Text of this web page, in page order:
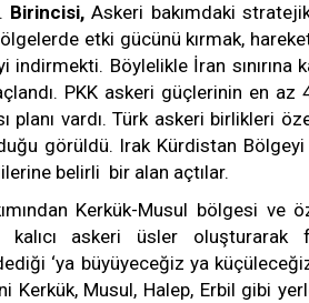
Birincisi,Askeri bakımdaki
etki gücünü kırmak,
indirmekti. Böylelikle İran
PKK askeri güçlerinin en az
planı vardı. Türk askeri birlikleri
görüldü. Irak Kürdistan
belirli bir alan açtılar.
Kerkük-Musul bölgesi ve
kalıcı askeri üsler oluşturarak
‘ya büyüyeceğiz ya
Kerkük, Musul, Halep, Erbil gibi